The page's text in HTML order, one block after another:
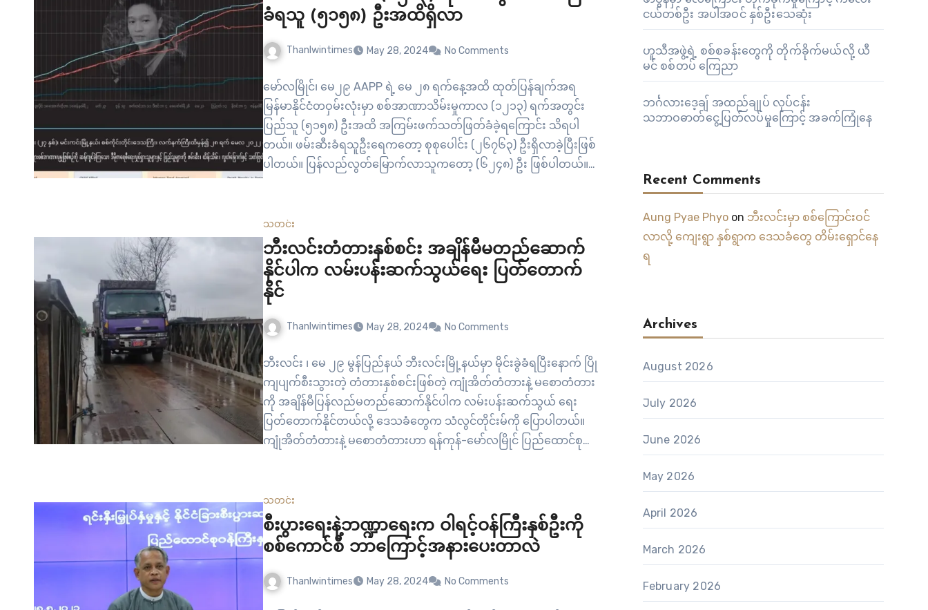
ခံရသူ (၅၁၅၈) ဦးအထိရှိလာ
Thanlwintimes May 28, 2024 No Comments
မော်လမြိုင်၊ မေ၂၉ AAPP ရဲ့ မေ ၂၈ ရက်နေ့အထိ ထုတ်ပြန်ချက်အရ
မြန်မာနိုင်ငံတဝှမ်းလုံးမှာ စစ်အာဏာသိမ်းမှုကာလ (၁၂၁၃) ရက်အတွင်း
ပြည်သူ (၅၁၅၈) ဦးအထိ အကြမ်းဖက်သတ်ဖြတ်ခံခဲ့ရကြောင်း သိရပါ
တယ်။ ဖမ်းဆီးခံရသူဦးရေကတော့ စုစုပေါင်း (၂၆၇၆၃) ဦးရှိလာခဲ့ပြီးဖြစ်
ပါတယ်။ ပြန်လည်လွတ်မြောက်လာသူကတော့ (၆၂၄၈) ဦး ဖြစ်ပါတယ်။
သတင်း
ဘီးလင်းတံတားနှစ်စင်း အချိန်မီမတည်ဆောက်
နိုင်ပါက လမ်းပန်းဆက်သွယ်ရေး ပြတ်တောက်
နိုင်
Thanlwintimes May 28, 2024 No Comments
ဘီးလင်း ၊ မေ ၂၉ မွန်ပြည်နယ် ဘီးလင်းမြို့နယ်မှာ မိုင်းခွဲခံရပြီးနောက် ပြို
ကျပျက်စီးသွားတဲ့ တံတားနှစ်စင်းဖြစ်တဲ့ ကျုံအိတ်တံတားနဲ့ မစောတံတား
ကို အချိန်မီပြန်လည်မတည်ဆောက်နိုင်ပါက လမ်းပန်းဆက်သွယ် ရေး
ပြတ်တောက်နိုင်တယ်လို့ ဒေသခံတွေက သံလွင်တိုင်းမ်ကို ပြောပါတယ်။
ကျုံအိတ်တံတားနဲ့ မစောတံတားဟာ ရန်ကုန်-မော်လမြိုင် ပြည်ထောင်စု
အဓိကလမ်းကြောင်းတစ်ခု ဖြစ်ပါတယ်။…
သတင်း
စီးပွားရေးနဲ့ဘဏ္ဍာရေးက ဝါရင့်ဝန်ကြီးနှစ်ဦးကို
စစ်ကောင်စီ ဘာကြောင့်အနား‌ပေးတာလဲ
Thanlwintimes May 28, 2024 No Comments
ငယ်တစ်ဦး အပါအဝင် နှစ်ဦးသေဆုံး
ဟူသီအဖွဲ့ရဲ့ စစ်စခန်းတွေကို တိုက်ခိုက်မယ်လို့ ယီ
မင် စစ်တပ် ကြေညာ
ဘင်္ဂလားဒေ့ချ် အထည်ချုပ် လုပ်ငန်း
သဘာဝဓာတ်ငွေ့ပြတ်လပ်မှုကြောင့် အခက်ကြုံနေ
Recent Comments
Aung Pyae Phyoon ဘီးလင်းမှာ စစ်ကြောင်းဝင်
လာလို့ ကျေးရွာ နှစ်ရွာက ဒေသခံတွေ တိမ်းရှောင်နေ
ရ
Archives
August 2026
July 2026
June 2026
May 2026
April 2026
March 2026
February 2026